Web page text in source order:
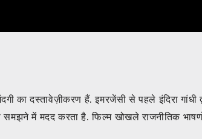
का दस्तावेज़ीकरण हैं. इमरजेंसी से पहले इंदिरा गांधी
समझने में मदद करता है. फिल्म खोखले राजनीतिक